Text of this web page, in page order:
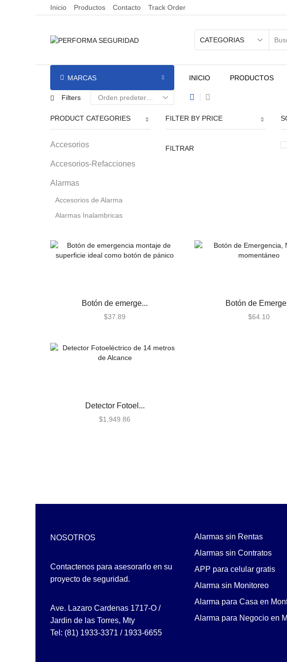
Inicio Productos Contacto Track Order
MARCAS INICIO PRODUCTOS
Filters
PRODUCT CATEGORIES
Accesorios
Accesorios-Refacciones
Alarmas
Accesorios de Alarma
Alarmas Inalambricas
Audio
Accesorios
Botones de Pánico
Estaciones de Jalón
Control de Iluminación
Centrales de Monitoreo de
Comunicadores
Cercas Eléctricas
Energizadores
Postes
FILTER BY PRICE
FILTRAR
Botón de emerge...
$37.89
Botón de
$64.10
Detector Fotoel...
$1,949.86
NOSOTROS
Contactenos para asesorarlo en su
proyecto de seguridad.
Ave. Lazaro Cardenas 1717-O /
Jardin de las Torres, Mty
Tel: (81) 1933-3371 / 1933-6655
Alarmas sin Rentas
Alarmas sin Contratos
APP para celular gratis
Alarma sin Monitoreo
Alarma para Casa en
Alarma para Negocio en